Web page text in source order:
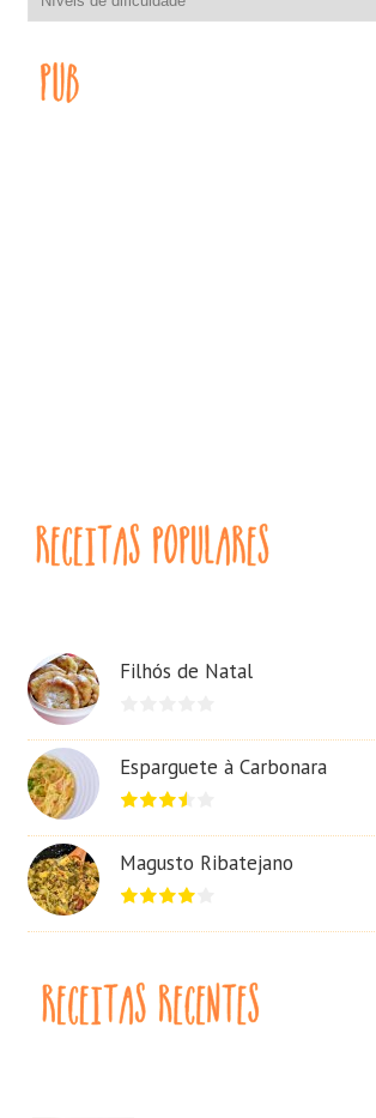
Filhós de Natal
Esparguete à Carbonara
Magusto Ribatejano